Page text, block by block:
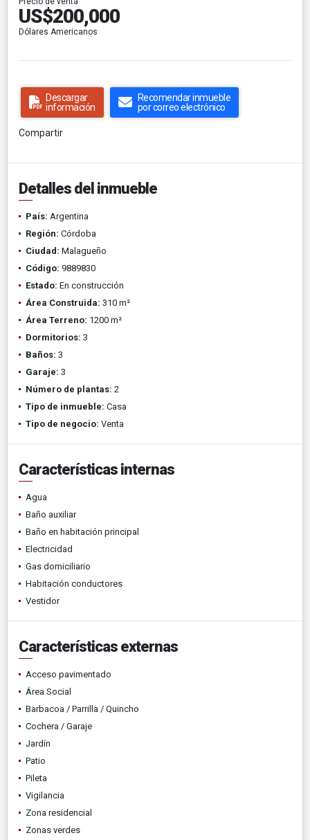
US$200,000
Dólares Americanos
Descargar
información
Recomendar inmueble
por correo electrónico
Compartir
Detalles del inmueble
País: Argentina
Región: Córdoba
Ciudad: Malagueño
Código: 9889830
Estado: En construcción
Área Construida: 310 m²
Área Terreno: 1200 m²
Dormitorios: 3
Baños: 3
Garaje: 3
Número de plantas: 2
Tipo de inmueble: Casa
Tipo de negocio: Venta
Características internas
Agua
Baño auxiliar
Baño en habitación principal
Electricidad
Gas domiciliario
Habitación conductores
Vestidor
Características externas
Acceso pavimentado
Área Social
Barbacoa / Parrilla / Quincho
Cochera / Garaje
Jardín
Patio
Pileta
Vigilancia
Zona residencial
Zonas verdes